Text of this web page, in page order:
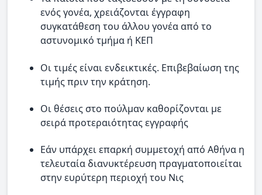
ενός γονέα, χρειάζονται έγγραφη
συγκατάθεση του άλλου γονέα από το
αστυνομικό τμήμα ή ΚΕΠ
Οι τιμές είναι ενδεικτικές. Επιβεβαίωση της
τιμής πριν την κράτηση.
Οι θέσεις στο πούλμαν καθορίζονται με
σειρά προτεραιότητας εγγραφής
Εάν υπάρχει επαρκή συμμετοχή από Αθήνα η
τελευταία διανυκτέρευση πραγματοποιείται
στην ευρύτερη περιοχή του Νις